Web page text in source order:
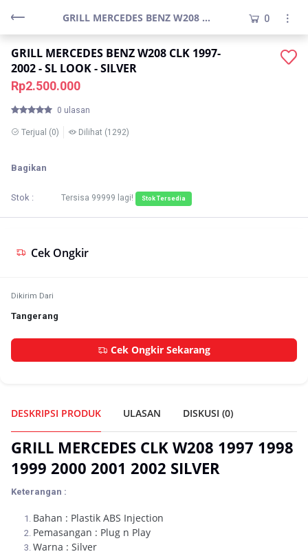
GRILL MERCEDES BENZ W208 CLK 1997-2002 - SL LOOK - SILVER 0
GRILL MERCEDES BENZ W208 CLK 1997-
2002 - SL LOOK - SILVER
Rp2.500.000
0 ulasan
Terjual (0) Dilihat (1292)
Bagikan
Stok : Tersisa 99999 lagi! Stok Tersedia
Cek Ongkir
Dikirim Dari
Tangerang
Cek Ongkir Sekarang
DESKRIPSI PRODUK ULASAN DISKUSI (0)
GRILL MERCEDES CLK W208 1997 1998
1999 2000 2001 2002 SILVER
Keterangan :
Bahan : Plastik ABS Injection
Pemasangan : Plug n Play
Warna : Silver